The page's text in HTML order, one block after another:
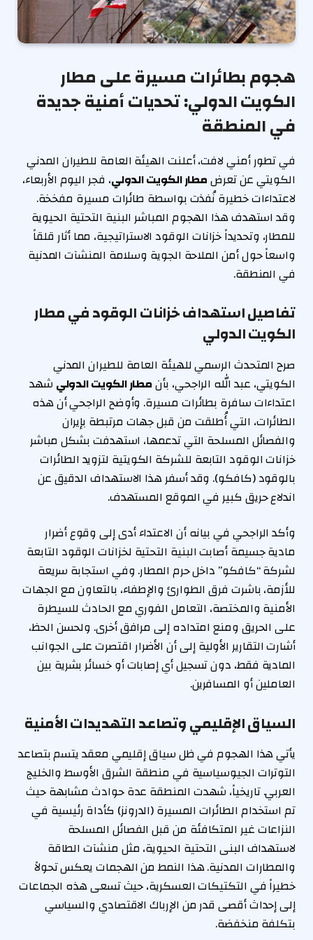
هجوم بطائرات مسيرة على مطار
الكويت الدولي: تحديات أمنية جديدة
في المنطقة
في تطور أمني لافت، أعلنت الهيئة العامة للطيران المدني
الكويتي عن تعرضمطار الكويت الدولي، فجر اليوم الأربعاء،
لاعتداءات خطيرة نُفذت بواسطة طائرات مسيرة مفخخة.
وقد استهدف هذا الهجوم المباشر البنية التحتية الحيوية
للمطار، وتحديداً خزانات الوقود الاستراتيجية، مما أثار قلقاً
واسعاً حول أمن الملاحة الجوية وسلامة المنشآت المدنية
في المنطقة.
تفاصيل استهداف خزانات الوقود في مطار
الكويت الدولي
صرح المتحدث الرسمي للهيئة العامة للطيران المدني
الكويتي، عبد الله الراجحي، بأنمطار الكويت الدولي شهد
اعتداءات سافرة بطائرات مسيرة. وأوضح الراجحي أن هذه
الطائرات، التي أُطلقت من قبل جهات مرتبطة بإيران
والفصائل المسلحة التي تدعمها، استهدفت بشكل مباشر
خزانات الوقود التابعة للشركة الكويتية لتزويد الطائرات
بالوقود (كافكو). وقد أسفر هذا الاستهداف الدقيق عن
اندلاع حريق كبير في الموقع المستهدف.
وأكد الراجحي في بيانه أن الاعتداء أدى إلى وقوع أضرار
مادية جسيمة أصابت البنية التحتية لخزانات الوقود التابعة
لشركة “كافكو” داخل حرم المطار. وفي استجابة سريعة
للأزمة، باشرت فرق الطوارئ والإطفاء، بالتعاون مع الجهات
الأمنية والمختصة، التعامل الفوري مع الحادث للسيطرة
على الحريق ومنع امتداده إلى مرافق أخرى. ولحسن الحظ،
أشارت التقارير الأولية إلى أن الأضرار اقتصرت على الجوانب
المادية فقط، دون تسجيل أي إصابات أو خسائر بشرية بين
العاملين أو المسافرين.
السياق الإقليمي وتصاعد التهديدات الأمنية
يأتي هذا الهجوم في ظل سياق إقليمي معقد يتسم بتصاعد
التوترات الجيوسياسية في منطقة الشرق الأوسط والخليج
العربي. تاريخياً، شهدت المنطقة عدة حوادث مشابهة حيث
تم استخدام الطائرات المسيرة (الدرونز) كأداة رئيسية في
النزاعات غير المتكافئة من قبل الفصائل المسلحة
لاستهداف البنى التحتية الحيوية، مثل منشآت الطاقة
والمطارات المدنية. هذا النمط من الهجمات يعكس تحولاً
خطيراً في التكتيكات العسكرية، حيث تسعى هذه الجماعات
إلى إحداث أقصى قدر من الإرباك الاقتصادي والسياسي
بتكلفة منخفضة.